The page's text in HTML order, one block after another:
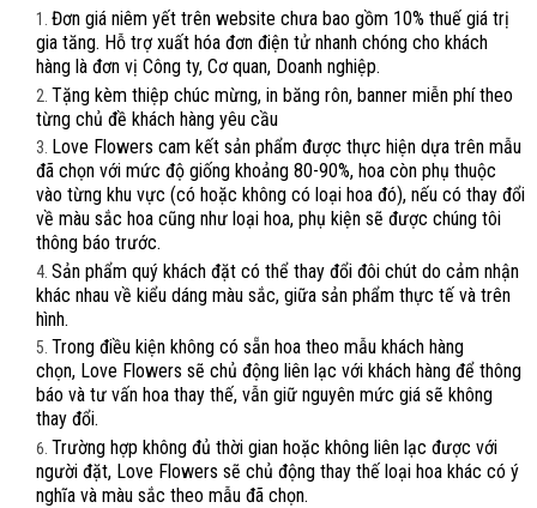
Đơn giá niêm yết trên website chưa bao gồm 10% thuế giá trị
gia tăng. Hỗ trợ xuất hóa đơn điện tử nhanh chóng cho khách
hàng là đơn vị Công ty, Cơ quan, Doanh nghiệp.
Tặng kèm thiệp chúc mừng, in băng rôn, banner miễn phí theo
từng chủ đề khách hàng yêu cầu
Love Flowers cam kết sản phẩm được thực hiện dựa trên mẫu
đã chọn với mức độ giống khoảng 80-90%, hoa còn phụ thuộc
vào từng khu vực (có hoặc không có loại hoa đó), nếu có thay đổi
về màu sắc hoa cũng như loại hoa, phụ kiện sẽ được chúng tôi
thông báo trước.
Sản phẩm quý khách đặt có thể thay đổi đôi chút do cảm nhận
khác nhau về kiểu dáng màu sắc, giữa sản phẩm thực tế và trên
hình.
Trong điều kiện không có sẵn hoa theo mẫu khách hàng
chọn, Love Flowers sẽ chủ động liên lạc với khách hàng để thông
báo và tư vấn hoa thay thế, vẫn giữ nguyên mức giá sẽ không
thay đổi.
Trường hợp không đủ thời gian hoặc không liên lạc được với
người đặt, Love Flowers sẽ chủ động thay thế loại hoa khác có ý
nghĩa và màu sắc theo mẫu đã chọn.